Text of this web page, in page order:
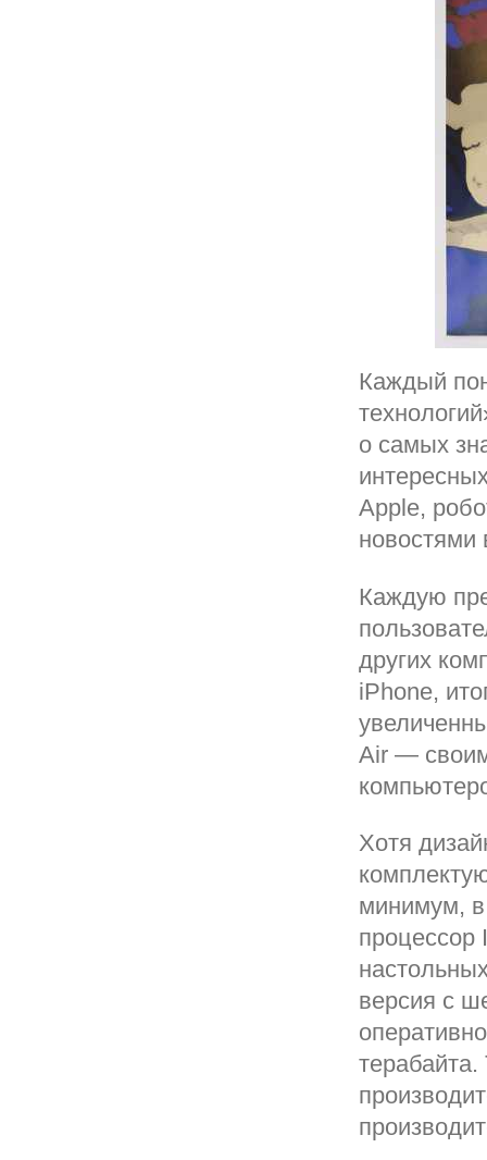
Каждый
о самых
Apple,
новостями
Каждую
других
iPhone,
Air —
Хотя
минимум, в
процессор
версия с